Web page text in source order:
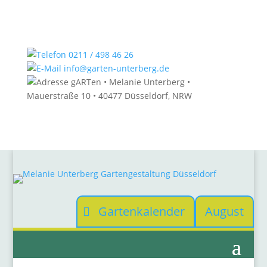
0211 / 498 46 26
info@garten-unterberg.de
gARTen • Melanie Unterberg •
Mauerstraße 10 • 40477 Düsseldorf, NRW
August
Gartenkalender